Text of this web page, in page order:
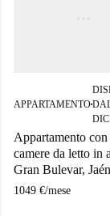
APPARTAMENTO■
Appartamento con
camere da letto in
Gran Bulevar, Jaén
1049 €/mese